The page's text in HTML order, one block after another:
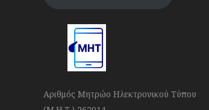
Αριθμός Μητρώο Ηλεκτρονικού Τύπου